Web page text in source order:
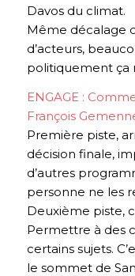
Davos du climat.
Même décalage
d’acteurs,
politiquement ça
ENGAGE :
François
Première piste,
décision finale,
d’autres
personne ne les
Deuxième piste,
Permettre à des
certains sujets.
le sommet de